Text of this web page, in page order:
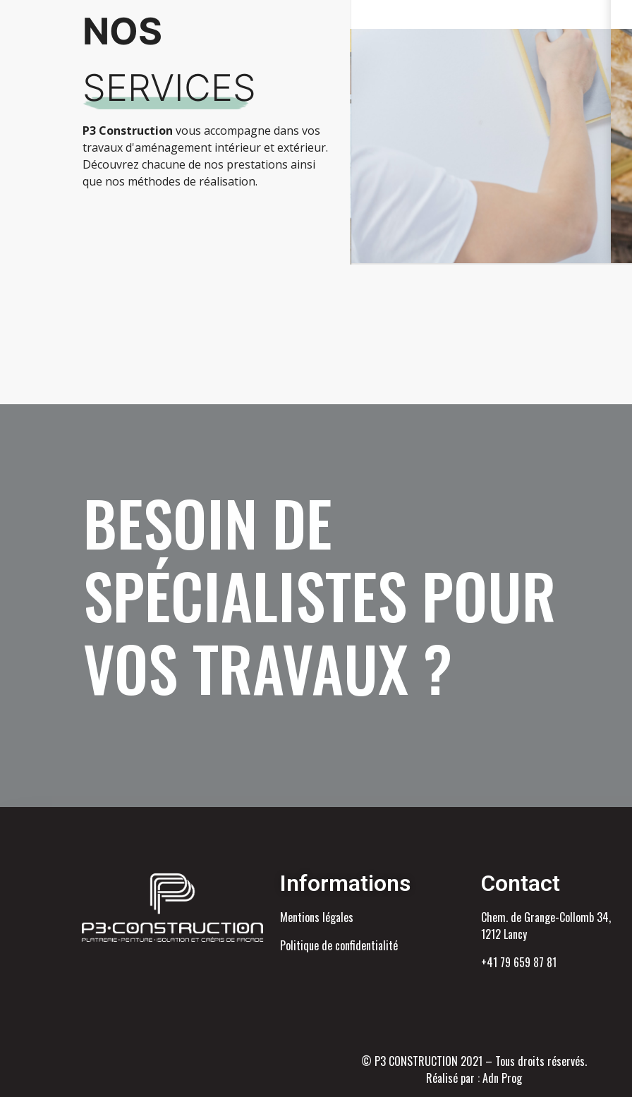
NOS
SERVICES
P3 Construction vous accompagne dans vos
travaux d'aménagement intérieur et extérieur.
Découvrez chacune de nos prestations ainsi
que nos méthodes de réalisation.
BESOIN DE
SPÉCIALISTES POUR
VOS TRAVAUX ?
Informations
Mentions légales
Politique de confidentialité
Contact
Chem. de Grange-Collomb 34,
1212 Lancy
+41 79 659 87 81
© P3 CONSTRUCTION 2021 – Tous droits réservés.
Réalisé par :Adn Prog